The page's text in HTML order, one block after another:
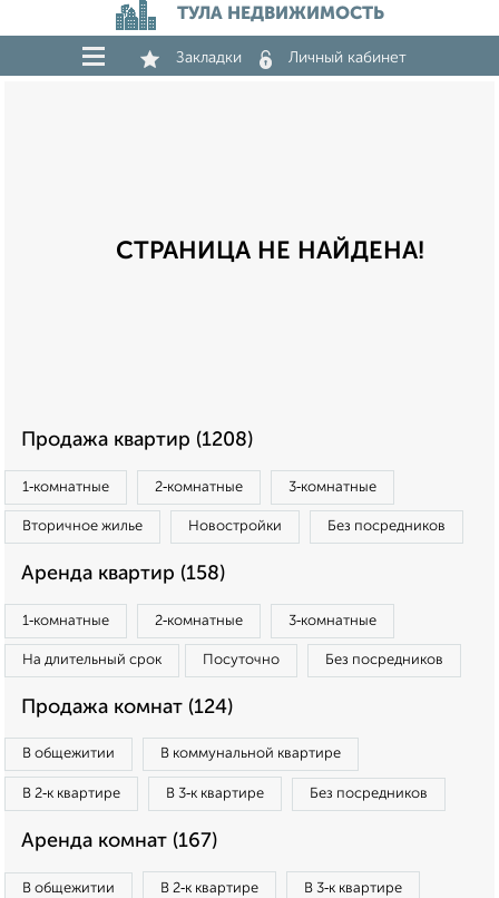
ТУЛА НЕДВИЖИМОСТЬ
Закладки Личный кабинет
СТРАНИЦА НЕ НАЙДЕНА!
Продажа квартир (1208)
1‑комнатные 2‑комнатные 3‑комнатные
Вторичное жилье Новостройки Без посредников
Аренда квартир (158)
1‑комнатные 2‑комнатные 3‑комнатные
На длительный срок Посуточно Без посредников
Продажа комнат (124)
В общежитии В коммунальной квартире
В 2‑к квартире В 3‑к квартире Без посредников
Аренда комнат (167)
В общежитии В 2‑к квартире В 3‑к квартире